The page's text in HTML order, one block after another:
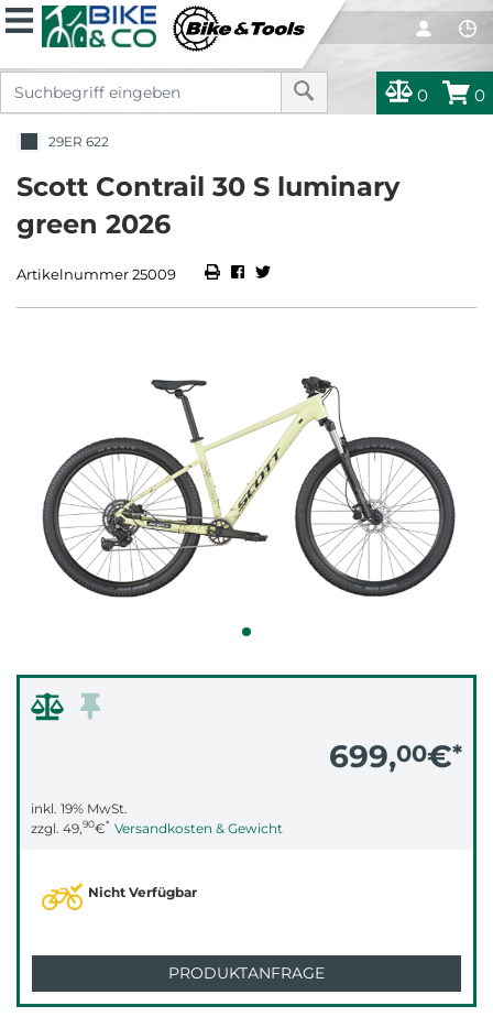
0 0
29ER 622
Scott Contrail 30 S luminary
green 2026
Artikelnummer 25009
699,00€*
inkl. 19% MwSt.
zzgl. 49,90€* Versandkosten & Gewicht
Nicht Verfügbar
PRODUKTANFRAGE